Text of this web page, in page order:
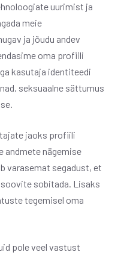
uurimist ja
meie
ja jõudu andev
oma profiili
kasutaja identiteedi
seksuaalne sättumus
jaoks profiili
andmete nägemise
varasemat segadust, et
sobitada. Lisaks
tegemisel oma
pole veel vastust